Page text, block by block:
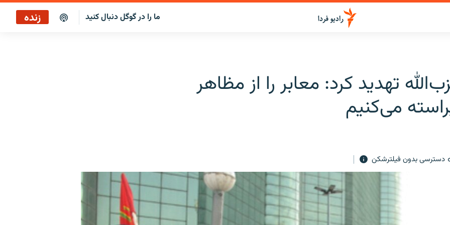
ما را در گوگل دنبال کنید زنده
تهدید کرد: معابر را از مظاهر
می‌كنيم
دسترسی بدون فیلترشکن